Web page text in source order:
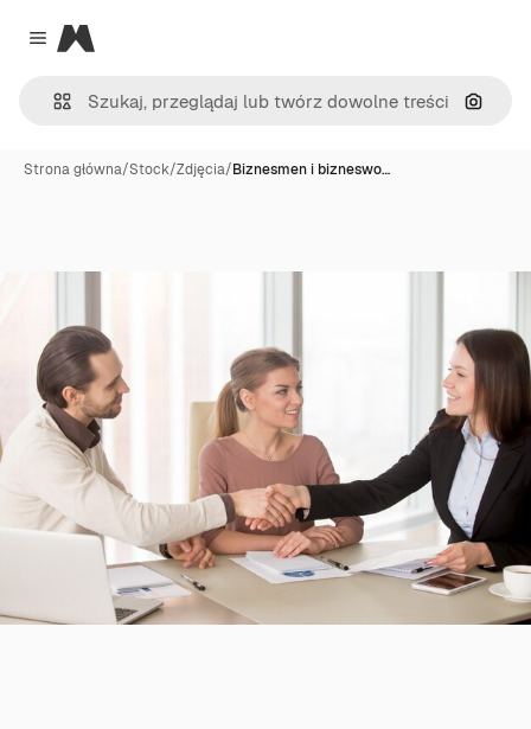
Close menu
Magnific
Szukaj
Strona główna/Stock/Zdjęcia/Biznesmen i bizneswo…